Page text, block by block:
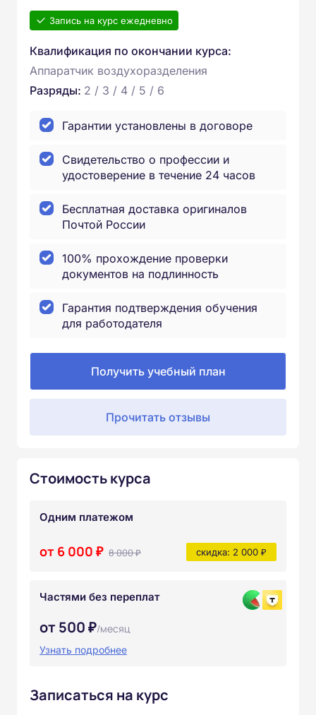
Запись на курс ежедневно
Квалификация по окончании курса:
Аппаратчик воздухоразделения
Разряды: 2 / 3 / 4 / 5 / 6
Гарантии установлены в договоре
Свидетельство о профессии и
удостоверение в течение 24 часов
Бесплатная доставка оригиналов
Почтой России
100% прохождение проверки
документов на подлинность
Гарантия подтверждения обучения
для работодателя
Получить учебный план
Прочитать отзывы
Стоимость курса
Одним платежом
от 6 000 ₽ 8 000 ₽ скидка: 2 000 ₽
Частями без переплат
от 500 ₽/месяц
Узнать подробнее
Записаться на курс